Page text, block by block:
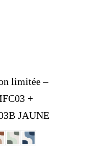
limitée –
+
JAUNE